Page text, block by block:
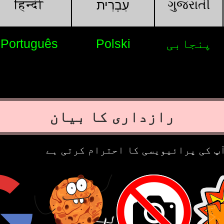
ગુજરાતી עִבְרִית हिन्दी
پنجابی Polski
Português
رازداری کا بیان